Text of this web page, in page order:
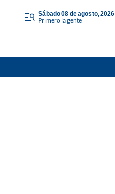
sábado 08 de agosto, 2026
Primero la gente